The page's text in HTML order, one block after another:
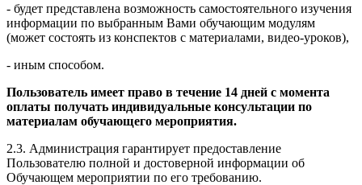
- будет представлена возможность самостоятельного изучения
информации по выбранным Вами обучающим модулям
(может состоять из конспектов с материалами, видео-уроков),
- иным способом.
Пользователь имеет право в течение 14 дней с момента
оплаты получать индивидуальные консультации по
материалам обучающего мероприятия.
2.3. Администрация гарантирует предоставление
Пользователю полной и достоверной информации об
Обучающем мероприятии по его требованию.